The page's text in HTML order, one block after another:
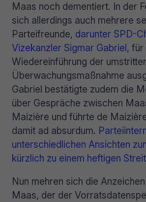
Maas noch dementiert. In der
sich allerdings auch mehrere
Parteifreunde, darunter SPD-
Vizekanzler Sigmar Gabriel, für
Wiedereinführung der
Überwachungsmaßnahme
Gabriel bestätigte zudem die
über Gespräche zwischen
Maizière und führte de
damit ad absurdum.
unterschiedlichen Ansichten
kürzlich zu einem heftigen Streit
Nun mehren sich die
Maas, der der